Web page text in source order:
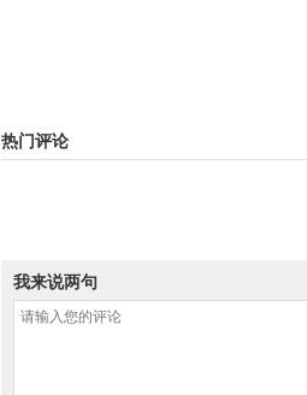
热门评论
我来说两句